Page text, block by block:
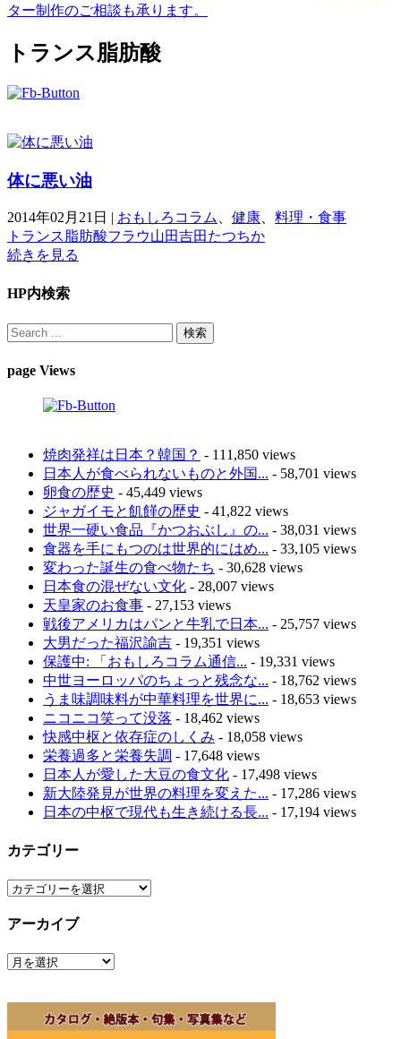
ター制作のご相談も承ります。
トランス脂肪酸
体に悪い油
2014年02月21日 | おもしろコラム 健康
料理・食事
トランス脂肪酸フラウ山田吉田たつちか
続きを見る
HP内検索
page Views
焼肉発祥は日本？韓国？ - 111,850 views
日本人が食べられないものと外国... - 58,701 views
卵食の歴史 - 45,449 views
ジャガイモと飢饉の歴史 - 41,822 views
世界一硬い食品『かつおぶし』の... - 38,031 views
食器を手にもつのは世界的にはめ... - 33,105 views
変わった誕生の食べ物たち - 30,628 views
日本食の混ぜない文化 - 28,007 views
天皇家のお食事 - 27,153 views
戦後アメリカはパンと牛乳で日本... - 25,757 views
大男だった福沢諭吉 - 19,351 views
保護中: 「おもしろコラム通信... - 19,331 views
中世ヨーロッパのちょっと残念な... - 18,762 views
うま味調味料が中華料理を世界に... - 18,653 views
ニコニコ笑って没落 - 18,462 views
快感中枢と依存症のしくみ - 18,058 views
栄養過多と栄養失調 - 17,648 views
日本人が愛した大豆の食文化 - 17,498 views
新大陸発見が世界の料理を変えた... - 17,286 views
日本の中枢で現代も生き続ける長... - 17,194 views
カテゴリー
カ
ゴ
ー
アーカイブ
ア